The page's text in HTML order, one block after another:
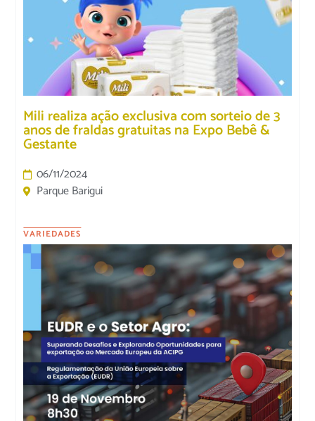
Mili realiza ação exclusiva com sorteio de 3
anos de fraldas gratuitas na Expo Bebê &
Gestante
06/11/2024
Parque Barigui
VARIEDADES